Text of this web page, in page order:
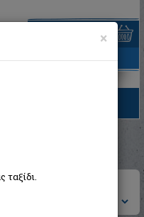
είναι άδειο
×
ταξίδι.